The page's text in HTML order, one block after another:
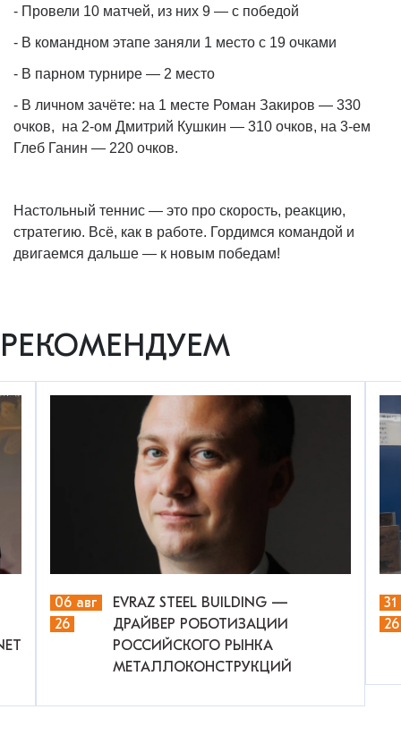
- Провели 10 матчей, из них 9 — с победой
- В командном этапе заняли 1 место с 19 очками
- В парном турнире — 2 место
- В личном зачёте: на 1 месте Роман Закиров — 330
очков, на 2-ом Дмитрий Кушкин — 310 очков, на 3-ем
Глеб Ганин — 220 очков.
Настольный теннис — это про скорость, реакцию,
стратегию. Всё, как в работе. Гордимся командой и
двигаемся дальше — к новым победам!
РЕКОМЕНДУЕМ
06 авг
26
EVRAZ STEEL BUILDING —
ДРАЙВЕР РОБОТИЗАЦИИ
РОССИЙСКОГО РЫНКА
МЕТАЛЛОКОНСТРУКЦИЙ
26